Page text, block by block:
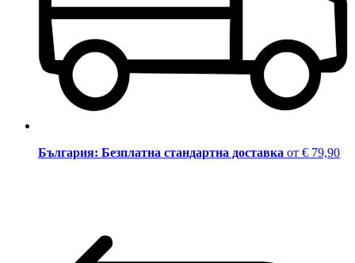
България: Безплатна стандартна доставка от € 79,90